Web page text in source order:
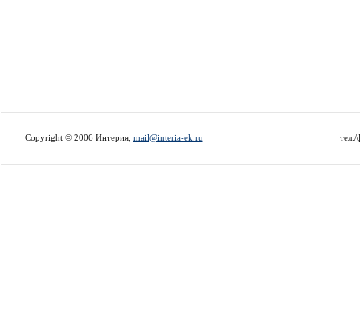
Copyright © 2006 Интерия, mail@interia-ek.ru